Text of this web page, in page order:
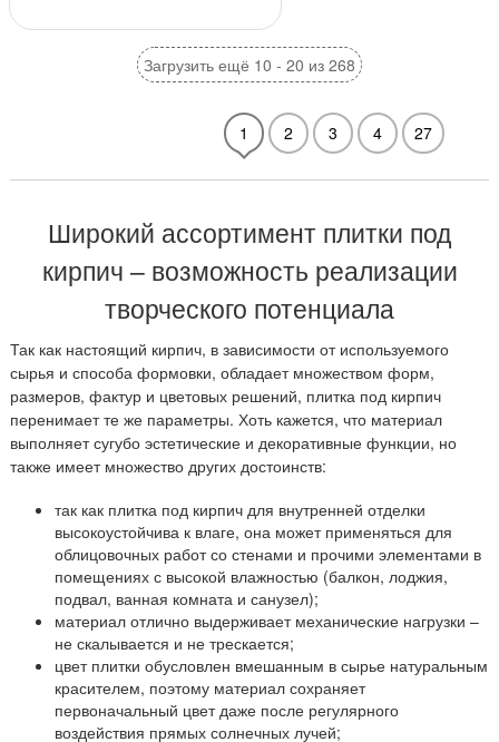
Загрузить ещё 10 - 20 из 268
1 2 3 4 27
Широкий ассортимент плитки под
кирпич – возможность реализации
творческого потенциала
Так как настоящий кирпич, в зависимости от используемого
сырья и способа формовки, обладает множеством форм,
размеров, фактур и цветовых решений, плитка под кирпич
перенимает те же параметры. Хоть кажется, что материал
выполняет сугубо эстетические и декоративные функции, но
также имеет множество других достоинств:
так как плитка под кирпич для внутренней отделки
высокоустойчива к влаге, она может применяться для
облицовочных работ со стенами и прочими элементами в
помещениях с высокой влажностью (балкон, лоджия,
подвал, ванная комната и санузел);
материал отлично выдерживает механические нагрузки –
не скалывается и не трескается;
цвет плитки обусловлен вмешанным в сырье натуральным
красителем, поэтому материал сохраняет
первоначальный цвет даже после регулярного
воздействия прямых солнечных лучей;